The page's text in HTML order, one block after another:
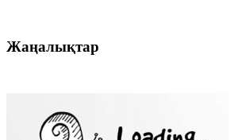
Жаңалықтар